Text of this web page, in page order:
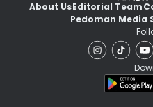
About UsEditorial Team
Pedoman Media